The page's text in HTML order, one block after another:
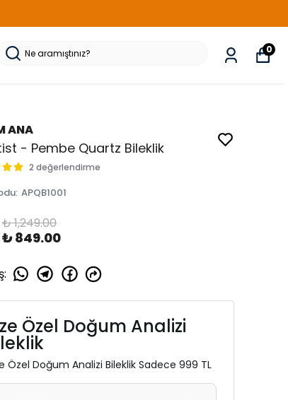
0
ANA
- Pembe Quartz Bileklik
2 değerlendirme
: APQB1001
₺ 1,249.00
₺ 849.00
:
Özel Doğum Analizi
Özel Doğum Analizi Bileklik Sadece 999 TL